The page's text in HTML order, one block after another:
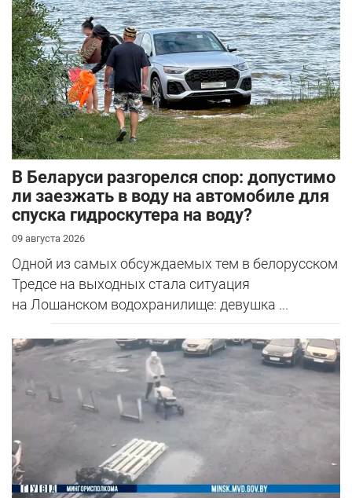
В Беларуси разгорелся спор: допустимо
ли заезжать в воду на автомобиле для
спуска гидроскутера на воду?
09 августа 2026
Одной из самых обсуждаемых тем в белорусском
Тредсе на выходных стала ситуация
на Лошанском водохранилище: девушка ...